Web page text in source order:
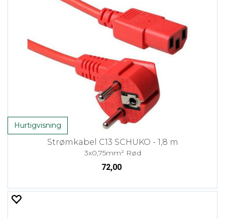
Hurtigvisning
Strømkabel C13 SCHUKO - 1,8 m
3x0,75mm² Rød
72,00